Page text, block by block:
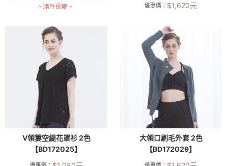
優惠價： $1,620元
V領簍空緹花罩衫 2色
【BD172025】
大領口刷毛外套 2色
【BD172029】